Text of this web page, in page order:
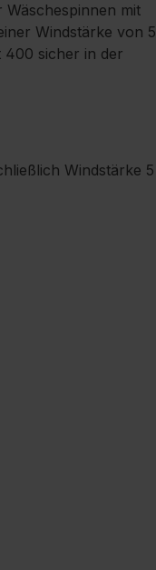
Wäschespinnen mit
Windstärke von 5
400 sicher in der
Windstärke 5